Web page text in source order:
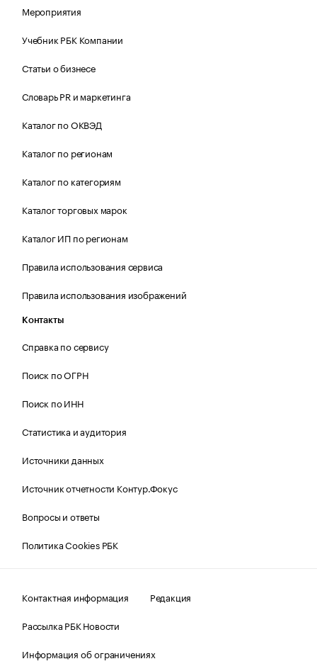
Мероприятия
Учебник РБК Компании
Статьи о бизнесе
Словарь PR и маркетинга
Каталог по ОКВЭД
Каталог по регионам
Каталог по категориям
Каталог торговых марок
Каталог ИП по регионам
Правила использования сервиса
Правила использования изображений
Контакты
Справка по сервису
Поиск по ОГРН
Поиск по ИНН
Статистика и аудитория
Источники данных
Источник отчетности Контур.Фокус
Вопросы и ответы
Политика Cookies РБК
Контактная информация
Редакция
Рассылка РБК Новости
Информация об ограничениях